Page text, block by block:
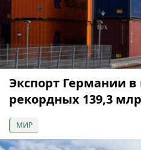
Экспорт Германии
рекордных 139,3
МИР